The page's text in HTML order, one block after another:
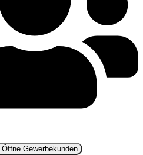
Öffne Gewerbekunden